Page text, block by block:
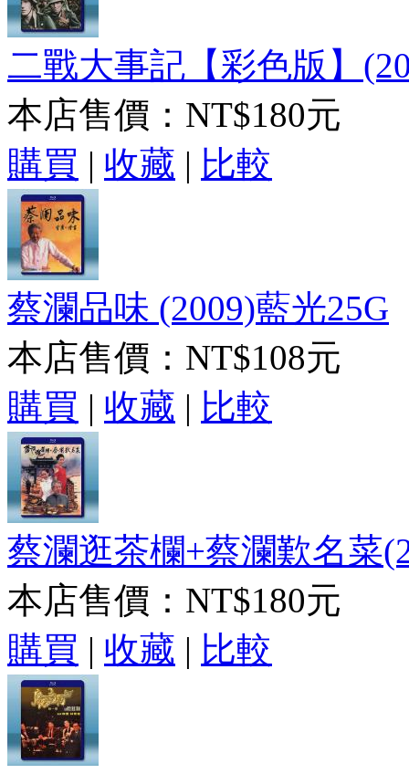
二戰大事記【彩色版】
本店售價： NT$180元
購買 | 收藏 | 比較
蔡瀾品味 (2009)藍光25G
本店售價： NT$108元
購買 | 收藏 | 比較
蔡瀾逛茶欄+蔡瀾歎名菜
本店售價： NT$180元
購買 | 收藏 | 比較